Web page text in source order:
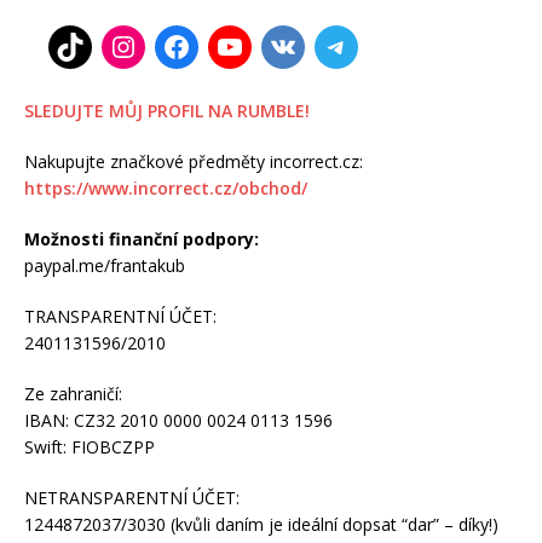
SLEDUJTE MŮJ PROFIL NA RUMBLE!
Nakupujte značkové předměty incorrect.cz:
https://www.incorrect.cz/obchod/
Možnosti finanční podpory:
paypal.me/frantakub
TRANSPARENTNÍ ÚČET:
2401131596/2010
Ze zahraničí:
IBAN: CZ32 2010 0000 0024 0113 1596
Swift: FIOBCZPP
NETRANSPARENTNÍ ÚČET:
1244872037/3030 (kvůli daním je ideální dopsat “dar” – díky!)